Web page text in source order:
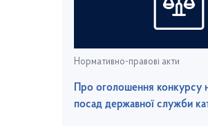
Нормативно-правові акти
Про оголошення конкурсу
посад державної служби